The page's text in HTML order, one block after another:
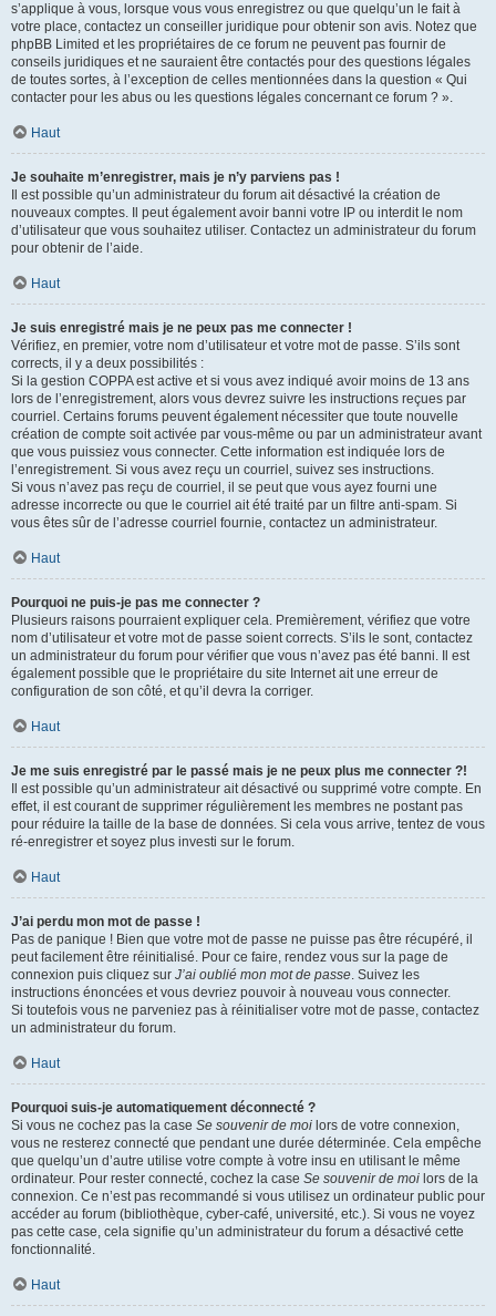
s’applique à vous, lorsque vous vous enregistrez ou que quelqu’un le fait à
votre place, contactez un conseiller juridique pour obtenir son avis. Notez que
phpBB Limited et les propriétaires de ce forum ne peuvent pas fournir de
conseils juridiques et ne sauraient être contactés pour des questions légales
de toutes sortes, à l’exception de celles mentionnées dans la question « Qui
contacter pour les abus ou les questions légales concernant ce forum ? ».
Haut
Je souhaite m’enregistrer, mais je n’y parviens pas !
Il est possible qu’un administrateur du forum ait désactivé la création de
nouveaux comptes. Il peut également avoir banni votre IP ou interdit le nom
d’utilisateur que vous souhaitez utiliser. Contactez un administrateur du forum
pour obtenir de l’aide.
Haut
Je suis enregistré mais je ne peux pas me connecter !
Vérifiez, en premier, votre nom d’utilisateur et votre mot de passe. S’ils sont
corrects, il y a deux possibilités :
Si la gestion COPPA est active et si vous avez indiqué avoir moins de 13 ans
lors de l’enregistrement, alors vous devrez suivre les instructions reçues par
courriel. Certains forums peuvent également nécessiter que toute nouvelle
création de compte soit activée par vous-même ou par un administrateur avant
que vous puissiez vous connecter. Cette information est indiquée lors de
l’enregistrement. Si vous avez reçu un courriel, suivez ses instructions.
Si vous n’avez pas reçu de courriel, il se peut que vous ayez fourni une
adresse incorrecte ou que le courriel ait été traité par un filtre anti-spam. Si
vous êtes sûr de l’adresse courriel fournie, contactez un administrateur.
Haut
Pourquoi ne puis-je pas me connecter ?
Plusieurs raisons pourraient expliquer cela. Premièrement, vérifiez que votre
nom d’utilisateur et votre mot de passe soient corrects. S’ils le sont, contactez
un administrateur du forum pour vérifier que vous n’avez pas été banni. Il est
également possible que le propriétaire du site Internet ait une erreur de
configuration de son côté, et qu’il devra la corriger.
Haut
Je me suis enregistré par le passé mais je ne peux plus me connecter ?!
Il est possible qu’un administrateur ait désactivé ou supprimé votre compte. En
effet, il est courant de supprimer régulièrement les membres ne postant pas
pour réduire la taille de la base de données. Si cela vous arrive, tentez de vous
ré-enregistrer et soyez plus investi sur le forum.
Haut
J’ai perdu mon mot de passe !
Pas de panique ! Bien que votre mot de passe ne puisse pas être récupéré, il
peut facilement être réinitialisé. Pour ce faire, rendez vous sur la page de
connexion puis cliquez sur J’ai oublié mon mot de passe. Suivez les
instructions énoncées et vous devriez pouvoir à nouveau vous connecter.
Si toutefois vous ne parveniez pas à réinitialiser votre mot de passe, contactez
un administrateur du forum.
Haut
Pourquoi suis-je automatiquement déconnecté ?
Si vous ne cochez pas la case Se souvenir de moi lors de votre connexion,
vous ne resterez connecté que pendant une durée déterminée. Cela empêche
que quelqu’un d’autre utilise votre compte à votre insu en utilisant le même
ordinateur. Pour rester connecté, cochez la case Se souvenir de moi lors de la
connexion. Ce n’est pas recommandé si vous utilisez un ordinateur public pour
accéder au forum (bibliothèque, cyber-café, université, etc.). Si vous ne voyez
pas cette case, cela signifie qu’un administrateur du forum a désactivé cette
fonctionnalité.
Haut